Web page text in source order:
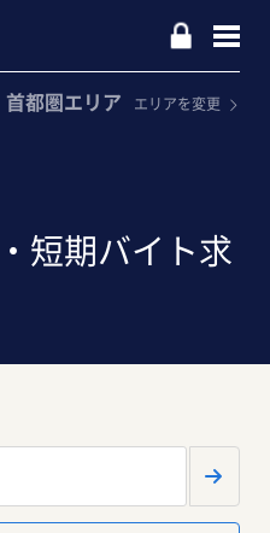
首都圏エリア エリアを変更
短期バイト求